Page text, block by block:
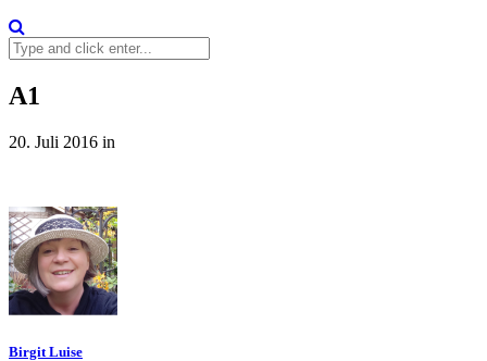
A1
20. Juli 2016 in
Birgit Luise